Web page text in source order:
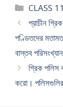
CLASS 11
প্রাচীন
পণ্ডিতদের
বাস্তব
গ্রিক পলিস
করাে।